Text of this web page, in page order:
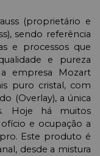
(proprietário e
sendo referência
e processos que
e pureza
empresa Mozart
puro cristal, com
(Overlay), a única
Hoje há muitos
e ocupação a
Este produto é
desde a mistura